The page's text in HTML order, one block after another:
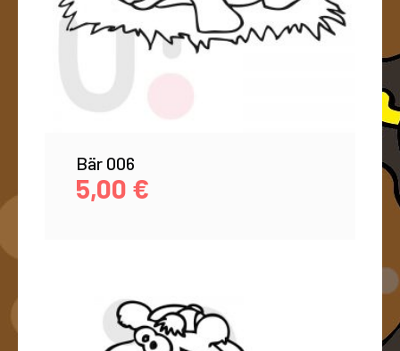
Bär 006
5,00 €